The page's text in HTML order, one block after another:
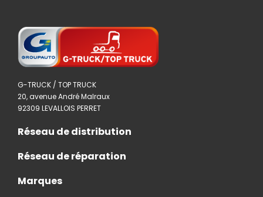
G-TRUCK / TOP TRUCK
20, avenue André Malraux
92309 LEVALLOIS PERRET
Réseau de distribution
Réseau de réparation
Marques